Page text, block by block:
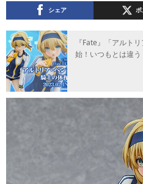
シェア ポ
『Fate』「アルト
始！いつもとは違